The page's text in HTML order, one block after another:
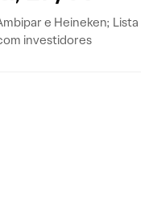
e Heineken; Lista
investidores